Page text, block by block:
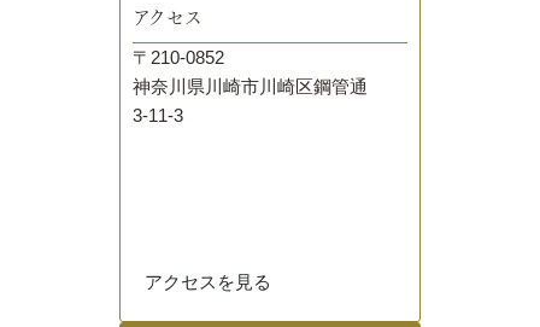
アクセス
〒210-0852
神奈川県川崎市川崎区鋼管通
3-11-3
アクセスを見る